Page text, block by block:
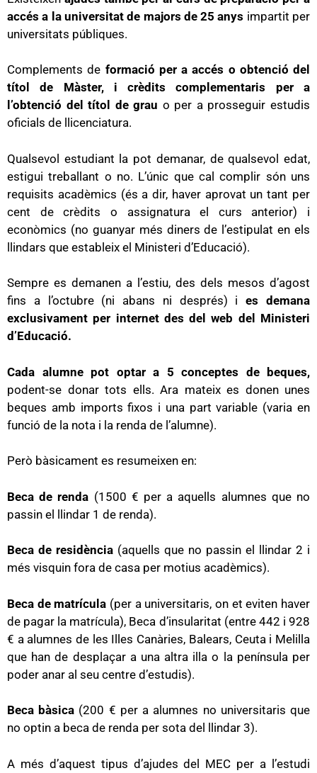
accés a la universitat de majors de 25 anys impartit per
universitats públiques.
Complements de formació per a accés o obtenció del
títol de Màster, i crèdits complementaris per a
l’obtenció del títol de grau o per a prosseguir estudis
oficials de llicenciatura.
Qualsevol estudiant la pot demanar, de qualsevol edat,
estigui treballant o no. L’únic que cal complir són uns
requisits acadèmics (és a dir, haver aprovat un tant per
cent de crèdits o assignatura el curs anterior) i
econòmics (no guanyar més diners de l’estipulat en els
llindars que estableix el Ministeri d’Educació).
Sempre es demanen a l’estiu, des dels mesos d’agost
fins a l’octubre (ni abans ni després) i es demana
exclusivament per internet des del web del Ministeri
d’Educació.
Cada alumne pot optar a 5 conceptes de beques,
podent-se donar tots ells. Ara mateix es donen unes
beques amb imports fixos i una part variable (varia en
funció de la nota i la renda de l’alumne).
Però bàsicament es resumeixen en:
Beca de renda (1500 € per a aquells alumnes que no
passin el llindar 1 de renda).
Beca de residència (aquells que no passin el llindar 2 i
més visquin fora de casa per motius acadèmics).
Beca de matrícula (per a universitaris, on et eviten haver
de pagar la matrícula), Beca d’insularitat (entre 442 i 928
€ a alumnes de les Illes Canàries, Balears, Ceuta i Melilla
que han de desplaçar a una altra illa o la península per
poder anar al seu centre d’estudis).
Beca bàsica (200 € per a alumnes no universitaris que
no optin a beca de renda per sota del llindar 3).
A més d’aquest tipus d’ajudes del MEC per a l’estudi